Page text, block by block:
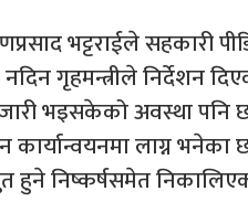
भट्टराईले सहकारी
गृहमन्त्रीले निर्देशन
भइसकेको अवस्था पनि
कार्यान्वयनमा लाग्न
हुने निष्कर्षसमेत